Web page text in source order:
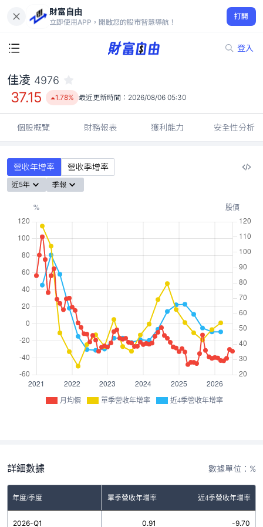
財富自由
立即使用APP，開啟您的股市智慧導航！
打開
登入
37.15
1.78%
佳凌 4976
37.15 1.78% 最近更新時間： 2026/08/06 05:30
個股概覽 財務報表 獲利能力 安全性分析
營收年增率 營收季增率
近5年 季報
月均價 單季營收年增率 近4季營收年增率
詳細數據 數據單位：%
年度/季度 單季營收年增率 近4季營收年增率
2026-Q1 0.91 -9.70